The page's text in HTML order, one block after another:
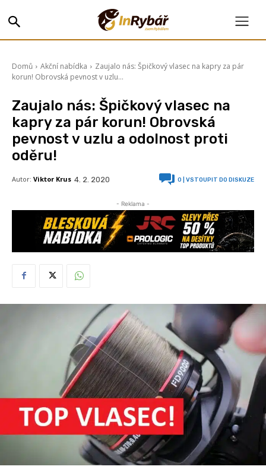
Domů Akční nabídka
Zaujalo nás: Špičkový vlasec na kapry za pár
korun! Obrovská pevnost v uzlu...
Zaujalo nás: Špičkový vlasec na
kapry za pár korun! Obrovská
pevnost v uzlu a odolnost proti
oděru!
Autor: Viktor Krus 4. 2. 2020 0 | VSTOUPIT DO DISKUZE
- Reklama -